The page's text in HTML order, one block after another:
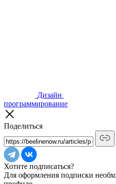
Дизайн
программирование
Поделиться
Хотите подписаться?
Для оформления подписки